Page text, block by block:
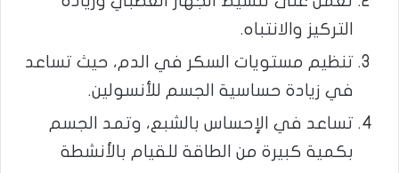
التركيز والانتباه.
تنظيم مستويات السكر في الدم، حيث تساعد
في زيادة حساسية الجسم للأنسولين.
تساعد في الإحساس بالشبع، وتمد الجسم
بكمية كبيرة من الطاقة للقيام بالأنشطة